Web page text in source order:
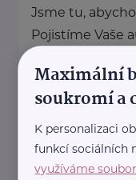
Jsme tu,
Pojistíme Vaše
a-poradci/
+420 608 776
Maximální
soukromí a
K personalizaci
funkcí sociálních
využíváme